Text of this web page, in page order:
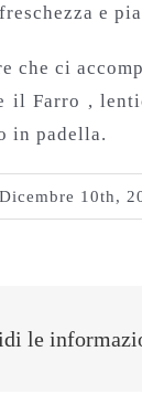
e
che ci
il Farro ,
in padella.
Dicembre 10th,
le